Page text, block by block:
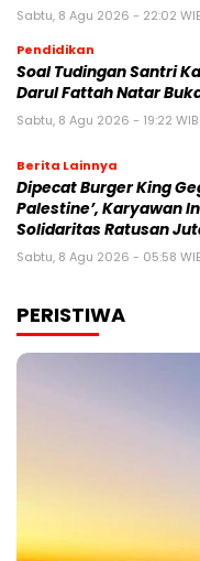
Sabtu, 8 Agu 2026 - 22:02
Pendidikan
Soal Tudingan Santri
Darul Fattah Natar
Sabtu, 8 Agu 2026 - 19:22 WIB
Berita Lainnya
Dipecat Burger King
Palestine’, Karyawan
Solidaritas Ratusan
Sabtu, 8 Agu 2026 - 05:58
PERISTIWA